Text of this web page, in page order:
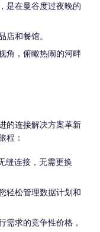
是在曼谷度过夜晚的
店和餐馆。
角，俯瞰热闹的河畔
的连接解决方案革新
程：
缝连接，无需更换
轻松管理数据计划和
需求的竞争性价格，